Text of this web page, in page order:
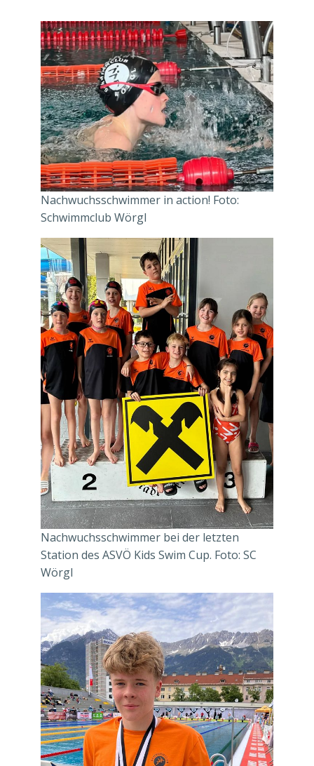
Nachwuchsschwimmer in action! Foto:
Schwimmclub Wörgl
Nachwuchsschwimmer bei der letzten
Station des ASVÖ Kids Swim Cup. Foto: SC
Wörgl